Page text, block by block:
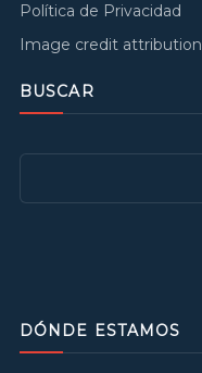
Política de Privacidad
Image credit attribution
BUSCAR
DÓNDE ESTAMOS